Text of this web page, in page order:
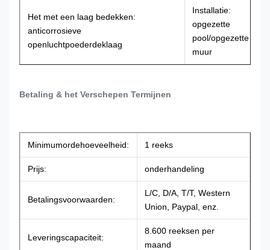
Het met een laag bedekken:
anticorrosieve
openluchtpoederdeklaag
Installatie:
opgezette
pool/opgezette
muur
Betaling & het Verschepen Termijnen
Minimumordehoeveelheid: 1 reeks
Prijs: onderhandeling
Betalingsvoorwaarden:
L/C, D/A, T/T, Western
Union, Paypal, enz.
Leveringscapaciteit:
8.600 reeksen per
maand